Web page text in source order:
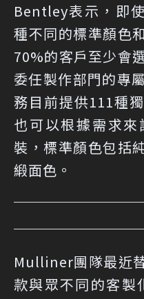
Bentley表示，即
種不同的標準顏色
70%的客戶至少會
委任製作部門的專
務目前提供111種
也可以根據需求
裝，標準顏色包括
緞面色。
Mulliner團隊最近
款與眾不同的客製